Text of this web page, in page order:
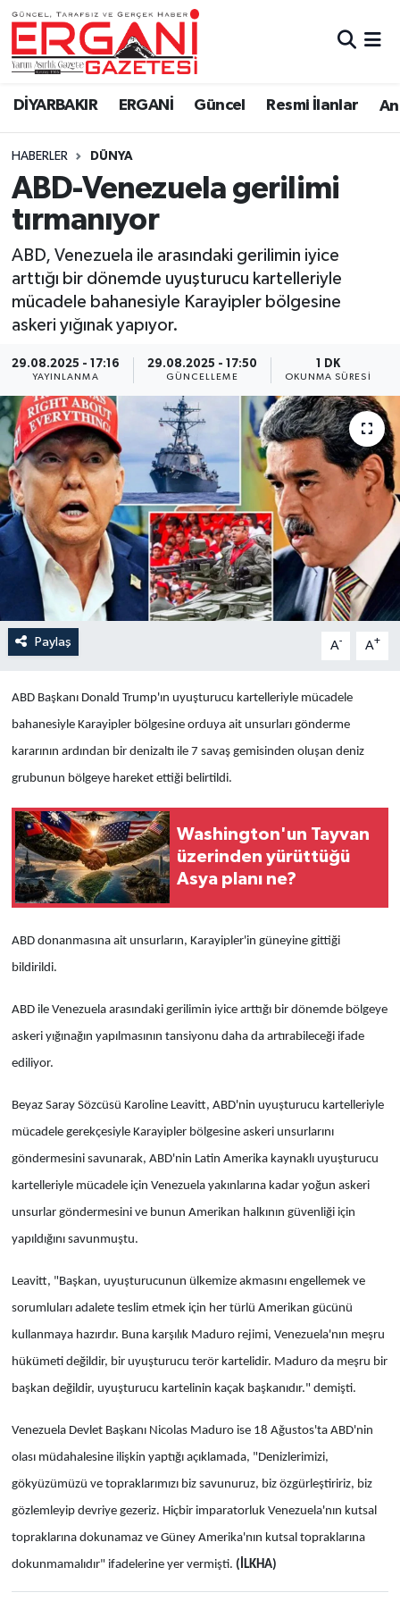
DİYARBAKIR ERGANİ Güncel Resmi İlanlar
HABERLER DÜNYA
ABD-Venezuela gerilimi
tırmanıyor
ABD, Venezuela ile arasındaki gerilimin iyice
arttığı bir dönemde uyuşturucu kartelleriyle
mücadele bahanesiyle Karayipler bölgesine
askeri yığınak yapıyor.
29.08.2025 - 17:16
YAYINLANMA
29.08.2025 - 17:50
GÜNCELLEME
1 DK
OKUNMA SÜRESI
Paylaş A- A+
ABD Başkanı Donald Trump'ın uyuşturucu kartelleriyle mücadele
bahanesiyle Karayipler bölgesine orduya ait unsurları gönderme
kararının ardından bir denizaltı ile 7 savaş gemisinden oluşan deniz
grubunun bölgeye hareket ettiği belirtildi.
Washington'un Tayvan
üzerinden yürüttüğü
Asya planı ne?
ABD donanmasına ait unsurların, Karayipler'in güneyine gittiği
bildirildi.
ABD ile Venezuela arasındaki gerilimin iyice arttığı bir dönemde bölgeye
askeri yığınağın yapılmasının tansiyonu daha da artırabileceği ifade
ediliyor.
Beyaz Saray Sözcüsü Karoline Leavitt, ABD'nin uyuşturucu kartelleriyle
mücadele gerekçesiyle Karayipler bölgesine askeri unsurlarını
göndermesini savunarak, ABD'nin Latin Amerika kaynaklı uyuşturucu
kartelleriyle mücadele için Venezuela yakınlarına kadar yoğun askeri
unsurlar göndermesini ve bunun Amerikan halkının güvenliği için
yapıldığını savunmuştu.
Leavitt, "Başkan, uyuşturucunun ülkemize akmasını engellemek ve
sorumluları adalete teslim etmek için her türlü Amerikan gücünü
kullanmaya hazırdır. Buna karşılık Maduro rejimi, Venezuela'nın meşru
hükümeti değildir, bir uyuşturucu terör kartelidir. Maduro da meşru bir
başkan değildir, uyuşturucu kartelinin kaçak başkanıdır." demişti.
Venezuela Devlet Başkanı Nicolas Maduro ise 18 Ağustos'ta ABD'nin
olası müdahalesine ilişkin yaptığı açıklamada, "Denizlerimizi,
gökyüzümüzü ve topraklarımızı biz savunuruz, biz özgürleştiririz, biz
gözlemleyip devriye gezeriz. Hiçbir imparatorluk Venezuela'nın kutsal
topraklarına dokunamaz ve Güney Amerika'nın kutsal topraklarına
dokunmamalıdır" ifadelerine yer vermişti. (İLKHA)
DİYARBAKIR
BİSMİL
BAĞLAR
ERGANİ
Güncel
Resmi İlanlar
Sağlık
Yaşam
Anali̇z
Bi̇li̇m & Teknoloji̇
Dünya
Eği̇ti̇m
Ergani Nöbetçi Eczaneler
Ergani Hava Durumu
Ergani Trafik Yoğunluk Haritası
Süper Lig Puan Durumu ve Fikstür
Tüm Manşetler
Son Dakika Haberleri